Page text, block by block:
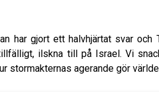
har gjort ett halvhjärtat svar och
ilskna till på Israel. Vi
stormakternas agerande gör